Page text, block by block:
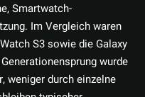
Smartwatch-
Im Vergleich waren
S3 sowie die Galaxy
wurde
weniger durch einzelne